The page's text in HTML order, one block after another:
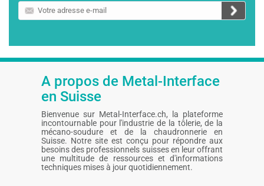
Votre
adresse
A propos de Metal-Interface
en Suisse
Bienvenue sur Metal-Interface.ch, la plateforme
incontournable pour l'industrie de la tôlerie, de la
mécano-soudure et de la chaudronnerie en
Suisse. Notre site est conçu pour répondre aux
besoins des professionnels suisses en leur offrant
une multitude de ressources et d'informations
techniques mises à jour quotidiennement.